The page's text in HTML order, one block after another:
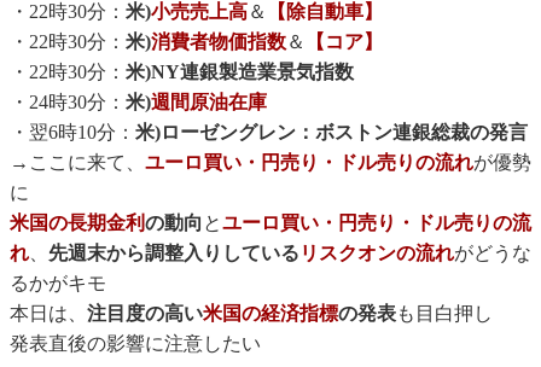
・22時30分： 米)小売売上高＆
【除自動車】
・22時30分： 米)消費者物価指数＆
【コア】
・22時30分： 米)NY連銀製造業景気指数
・24時30分： 米)週間原油在庫
・翌6時10分： 米)ローゼングレン：ボストン連銀総裁の発言
→ここに来て、 ユーロ買い・円売り・ドル売りの流れが優勢
に
米国の長期金利の動向 とユーロ買い・円売り・ドル売りの流
れ、 先週末から調整入りしている リスクオンの流れがどうな
るかがキモ
本日は、 注目度の高い米国の経済指標の発表も目白押し
発表直後の影響に注意したい